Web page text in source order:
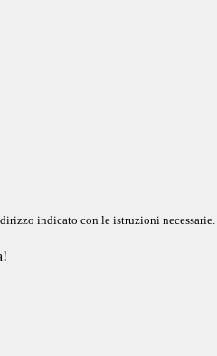
indicato con le istruzioni necessarie.